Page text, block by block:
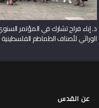
الوراثي لأصناف الطماطم الفلسطينية
عن القدس